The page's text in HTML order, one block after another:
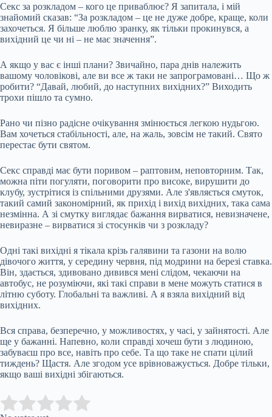
Секс за розкладом – кого це приваблює? Я запитала, і мій
знайомий сказав: “За розкладом – це не дуже добре, краще, коли
захочеться. Я більше люблю зранку, як тільки прокинувся, а
вихідний це чи ні – не має значення”.
А якщо у вас є інші плани? Звичайно, пара днів належить
вашому чоловікові, але ви все ж таки не запрограмовані… Що ж
робити? “Давай, любий, до наступних вихідних?” Виходить
трохи пішло та сумно.
Рано чи пізно радісне очікування змінюється легкою нудьгою.
Вам хочеться стабільності, але, на жаль, зовсім не такий. Свято
перестає бути святом.
Секс справді має бути поривом – раптовим, неповторним. Так,
можна піти погуляти, поговорити про високе, вирушити до
клубу, зустрітися із спільними друзями. Але з'являється смуток,
такий самий закономірний, як прихід і вихід вихідних, така сама
незмінна. А зі смутку виглядає бажання вирватися, невизначене,
невиразне – вирватися зі стосунків чи з розкладу?
Одні такі вихідні я тікала крізь галявини та газони на волю
дівочого життя, у середину червня, під модрини на березі ставка.
Він, здається, здивовано дивився мені слідом, чекаючи на
автобус, не розуміючи, які такі справи в мене можуть статися в
літню суботу. Глобальні та важливі. А я взяла вихідний від
вихідних.
Вся справа, безперечно, у можливостях, у часі, у зайнятості. Але
ще у бажанні. Напевно, коли справді хочеш бути з людиною,
забуваєш про все, навіть про себе. Та що таке не спати цілий
тиждень? Щастя. Але згодом усе врівноважується. Добре тільки,
якщо ваші вихідні збігаються.
Rate this item: